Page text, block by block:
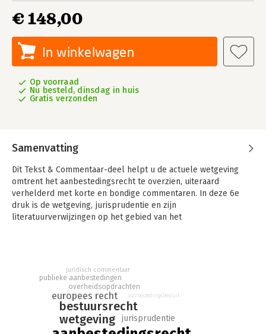
€ 148,00
In winkelwagen
Op voorraad
Nu besteld, dinsdag in huis
Gratis verzonden
Samenvatting
Dit Tekst & Commentaar-deel helpt u de actuele wetgeving
omtrent het aanbestedingsrecht te overzien, uiteraard
verhelderd met korte en bondige commentaren. In deze 6e
druk is de wetgeving, jurisprudentie en zijn
literatuurverwijzingen op het gebied van het
bij uitstek voor een korte en overzichtelijke uitleg van de
geldende wettekst. Inclusief de belangrijkste rechtspraak en
waar nodig aangevuld met literatuurverwijzingen. Onmisbaar
voor een eerste oriëntatie op een nieuwe zaak, een advies of
processtukken. Gebruikers waarderen de serie vanwege de
betrouwbaarheid en actualiteit.
wetgeving
bestuursrecht
europees recht
jurisprudentie
overheidsopdrachten
publieke aanbestedingen
juridisch commentaar
aanbestedingsbesluit